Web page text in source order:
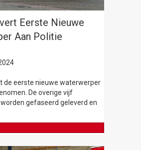
Eerste Nieuwe
Aan Politie
de eerste nieuwe waterwerper
De overige vijf
gefaseerd geleverd en